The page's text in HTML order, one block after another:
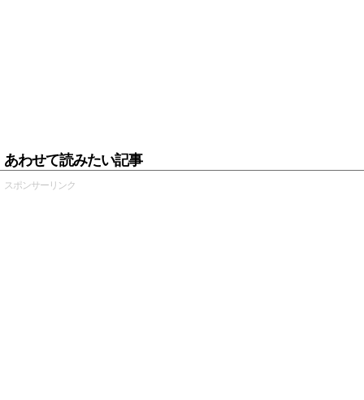
あわせて読みたい記事
スポンサーリンク